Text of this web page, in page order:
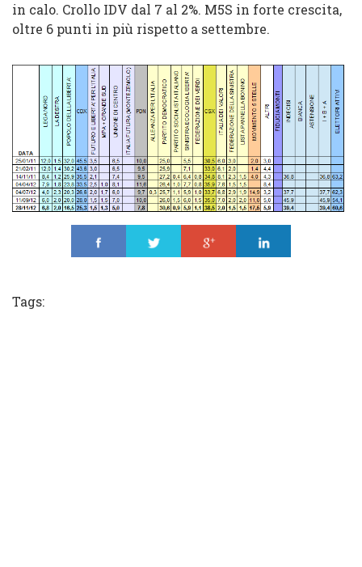
in calo. Crollo IDV dal 7 al 2%. M5S in forte crescita,
oltre 6 punti in più rispetto a settembre.
Tags: